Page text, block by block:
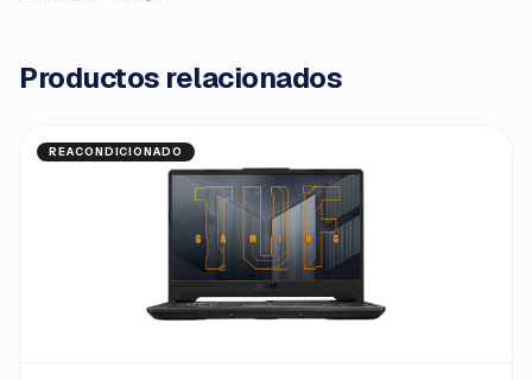
Productos relacionados
REACONDICIONADO